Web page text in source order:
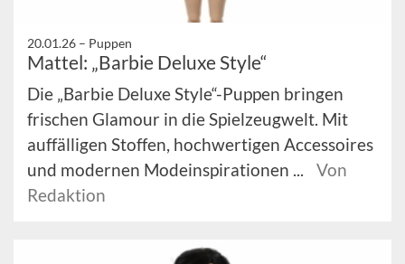
20.01.26 – Puppen
Mattel: „Barbie Deluxe Style“
Die „Barbie Deluxe Style“-Puppen bringen
frischen Glamour in die Spielzeugwelt. Mit
auffälligen Stoffen, hochwertigen Accessoires
und modernen Modeinspirationen ...
Von
Redaktion